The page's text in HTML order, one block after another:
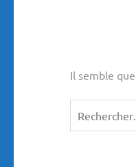
Il semble